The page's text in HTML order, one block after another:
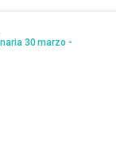
30 marzo -